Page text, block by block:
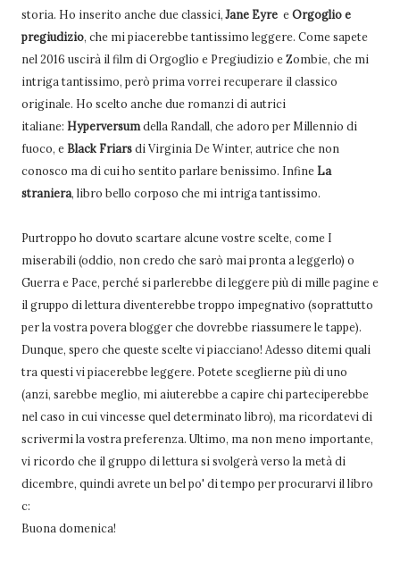
storia. Ho inserito anche due classici,Jane Eyre eOrgoglio e
pregiudizio, che mi piacerebbe tantissimo leggere. Come sapete
nel 2016 uscirà il film di Orgoglio e Pregiudizio e Zombie, che mi
intriga tantissimo, però prima vorrei recuperare il classico
originale. Ho scelto anche due romanzi di autrici
italiane: Hyperversumdella Randall, che adoro per Millennio di
fuoco, e Black Friarsdi Virginia De Winter, autrice che non
conosco ma di cui ho sentito parlare benissimo. Infine La
straniera, libro bello corposo che mi intriga tantissimo.
Purtroppo ho dovuto scartare alcune vostre scelte, come I
miserabili (oddio, non credo che sarò mai pronta a leggerlo) o
Guerra e Pace, perché si parlerebbe di leggere più di mille pagine e
il gruppo di lettura diventerebbe troppo impegnativo (soprattutto
per la vostra povera blogger che dovrebbe riassumere le tappe).
Dunque, spero che queste scelte vi piacciano! Adesso ditemi quali
tra questi vi piacerebbe leggere. Potete sceglierne più di uno
(anzi, sarebbe meglio, mi aiuterebbe a capire chi parteciperebbe
nel caso in cui vincesse quel determinato libro), ma ricordatevi di
scrivermi la vostra preferenza. Ultimo, ma non meno importante,
vi ricordo che il gruppo di lettura si svolgerà verso la metà di
dicembre, quindi avrete un bel po' di tempo per procurarvi il libro
c:
Buona domenica!